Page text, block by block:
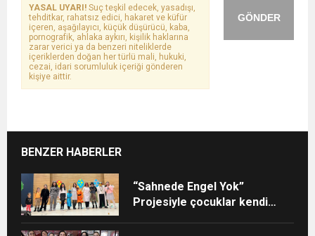
GÖNDER
YASAL UYARI! Suç teşkil edecek, yasadışı,
tehditkar, rahatsız edici, hakaret ve küfür
içeren, aşağılayıcı, küçük düşürücü, kaba,
pornografik, ahlaka aykırı, kişilik haklarına
zarar verici ya da benzeri niteliklerde
içeriklerden doğan her türlü mali, hukuki,
cezai, idari sorumluluk içeriği gönderen
kişiye aittir.
BENZER HABERLER
“Sahnede Engel Yok”
Projesiyle çocuklar kendi